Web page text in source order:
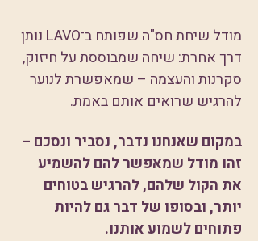
מודל שיחת חס"ה שפותח ב־LAVO נותן
דרך אחרת: שיחה שמבוססת על חיזוק,
סקרנות והעצמה – שמאפשרת לנוער
להרגיש שרואים אותם באמת.
במקום שאנחנו נדבר, נסביר ונסכם –
זהו מודל שמאפשר להם להשמיע
את הקול שלהם, להרגיש בטוחים
יותר, ובסופו של דבר גם להיות
פתוחים לשמוע אותנו.